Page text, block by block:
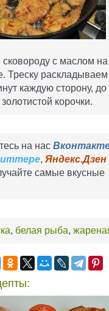
сковороду с маслом на
Треску раскладываем
каждую сторону, до
корочки.
на нас
, Яндекс.Дзен
самые вкусные
, белая рыба,